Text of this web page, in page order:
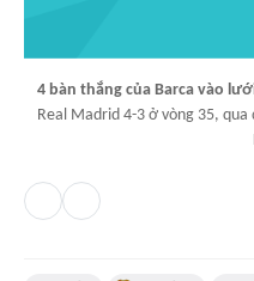
4 bàn thắng của Barca vào
Real Madrid 4-3 ở vòng 35,